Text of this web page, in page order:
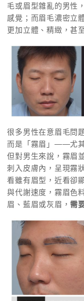
毛或眉型雜亂的男性
感覺；而眉毛濃密立
更加立體、精緻，甚
很多男性在意眉毛問
而是「霧眉」——尤其
但對男生來說，霧眉
刺入皮膚內，呈現霧
看雖有眉型，近看卻
與代謝速度，霧眉色
眉、藍眉或灰眉， 需